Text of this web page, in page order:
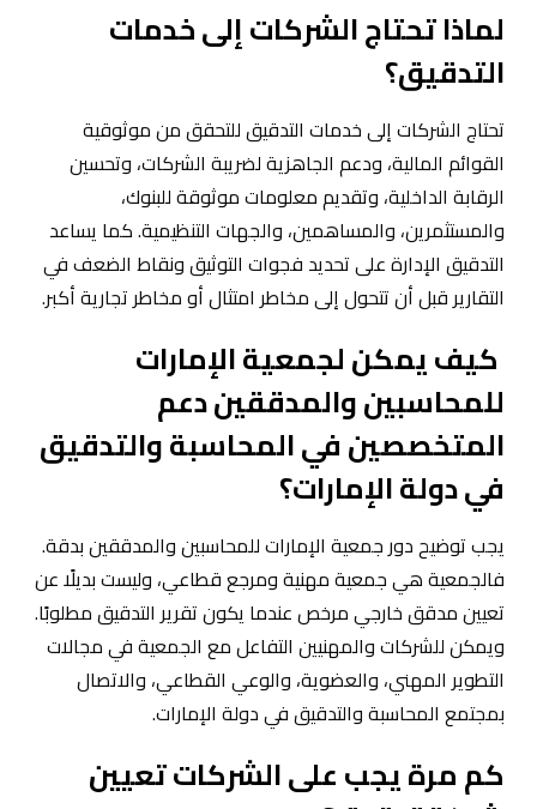
لماذا تحتاج الشركات إلى خدمات
التدقيق؟
تحتاج الشركات إلى خدمات التدقيق للتحقق من موثوقية
القوائم المالية، ودعم الجاهزية لضريبة الشركات، وتحسين
الرقابة الداخلية، وتقديم معلومات موثوقة للبنوك،
والمستثمرين، والمساهمين، والجهات التنظيمية. كما يساعد
التدقيق الإدارة على تحديد فجوات التوثيق ونقاط الضعف في
التقارير قبل أن تتحول إلى مخاطر امتثال أو مخاطر تجارية أكبر.
كيف يمكن لجمعية الإمارات
للمحاسبين والمدققين دعم
المتخصصين في المحاسبة والتدقيق
في دولة الإمارات؟
يجب توضيح دور جمعية الإمارات للمحاسبين والمدققين بدقة.
فالجمعية هي جمعية مهنية ومرجع قطاعي، وليست بديلًا عن
تعيين مدقق خارجي مرخص عندما يكون تقرير التدقيق مطلوبًا.
ويمكن للشركات والمهنيين التفاعل مع الجمعية في مجالات
التطوير المهني، والعضوية، والوعي القطاعي، والاتصال
بمجتمع المحاسبة والتدقيق في دولة الإمارات.
كم مرة يجب على الشركات تعيين